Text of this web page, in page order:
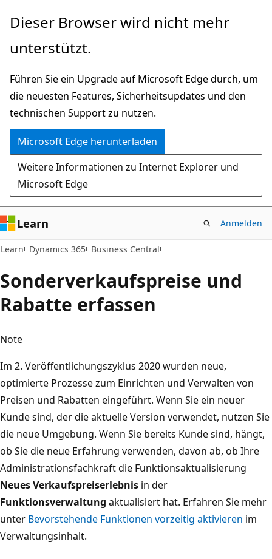
Zu
wechseln
Dieser Browser wird nicht mehr
unterstützt.
Führen Sie ein Upgrade auf Microsoft Edge durch, um
die neuesten Features, Sicherheitsupdates und den
technischen Support zu nutzen.
Microsoft Edge herunterladen
Weitere Informationen zu Internet Explorer und
Microsoft Edge
Learn Anmelden
Learn Dynamics 365 Business Central
Sonderverkaufspreise und
Rabatte erfassen
Note
Im 2. Veröffentlichungszyklus 2020 wurden neue,
optimierte Prozesse zum Einrichten und Verwalten von
Preisen und Rabatten eingeführt. Wenn Sie ein neuer
Kunde sind, der die aktuelle Version verwendet, nutzen Sie
die neue Umgebung. Wenn Sie bereits Kunde sind, hängt,
ob Sie die neue Erfahrung verwenden, davon ab, ob Ihre
Administrationsfachkraft die Funktionsaktualisierung
Neues Verkaufspreiserlebnis in der
Funktionsverwaltung aktualisiert hat. Erfahren Sie mehr
unter Bevorstehende Funktionen vorzeitig aktivieren im
Verwaltungsinhalt.